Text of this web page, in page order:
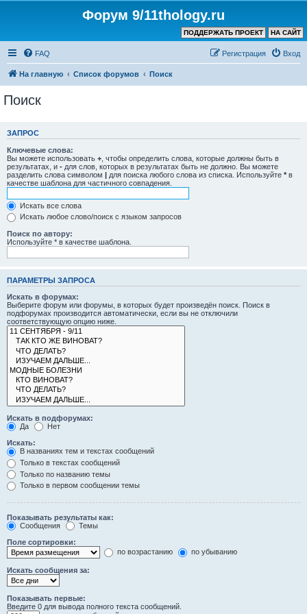
Форум 9/11thology.ru
НА САЙТ
ПОДДЕРЖАТЬ ПРОЕКТ
FAQ Вход
Регистрация
На главную Список форумов Поиск
Поиск
ЗАПРОС
Ключевые слова:
Вы можете использовать + , чтобы определить слова, которые должны быть в
результатах, и - для слов, которых в результатах быть не должно. Вы можете
разделить слова символом | для поиска любого слова из списка. Используйте * в
качестве шаблона для частичного совпадения.
Искать все слова
Искать любое слово/поиск с языком запросов
Поиск по автору:
Используйте * в качестве шаблона.
ПАРАМЕТРЫ ЗАПРОСА
Искать в форумах:
Выберите форум или форумы, в которых будет произведён поиск. Поиск в
подфорумах производится автоматически, если вы не отключили
соответствующую опцию ниже.
Искать в подфорумах:
Да
Нет
Искать:
В названиях тем и текстах сообщений
Только в текстах сообщений
Только по названию темы
Только в первом сообщении темы
Показывать результаты как:
Сообщения
Темы
Поле сортировки:
по возрастанию
по убыванию
Искать сообщения за:
Показывать первые:
Введите 0 для вывода полного текста сообщений.